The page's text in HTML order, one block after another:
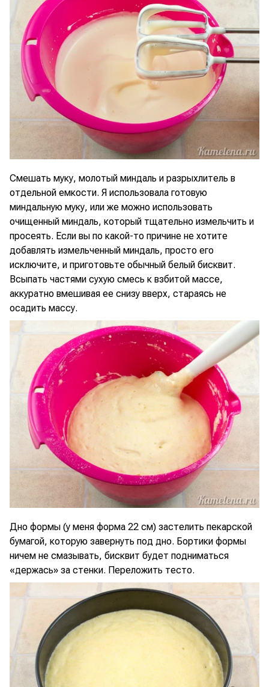
Смешать муку, молотый миндаль и разрыхлитель в
отдельной емкости. Я использовала готовую
миндальную муку, или же можно использовать
очищенный миндаль, который тщательно измельчить и
просеять. Если вы по какой-то причине не хотите
добавлять измельченный миндаль, просто его
исключите, и приготовьте обычный белый бисквит.
Всыпать частями сухую смесь к взбитой массе,
аккуратно вмешивая ее снизу вверх, стараясь не
осадить массу.
Дно формы (у меня форма 22 см) застелить пекарской
бумагой, которую завернуть под дно. Бортики формы
ничем не смазывать, бисквит будет подниматься
«держась» за стенки. Переложить тесто.